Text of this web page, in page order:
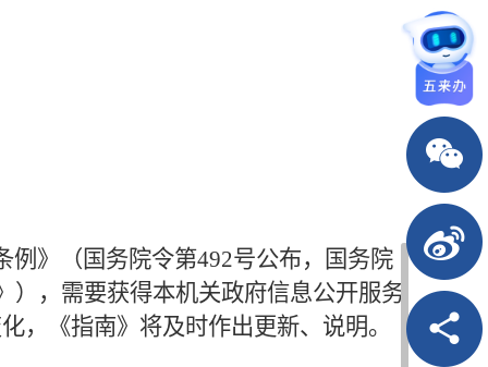
例》（国务院令第492号公布，国务院
），需要获得本机关政府信息公开服务
，《指南》将及时作出更新、说明。